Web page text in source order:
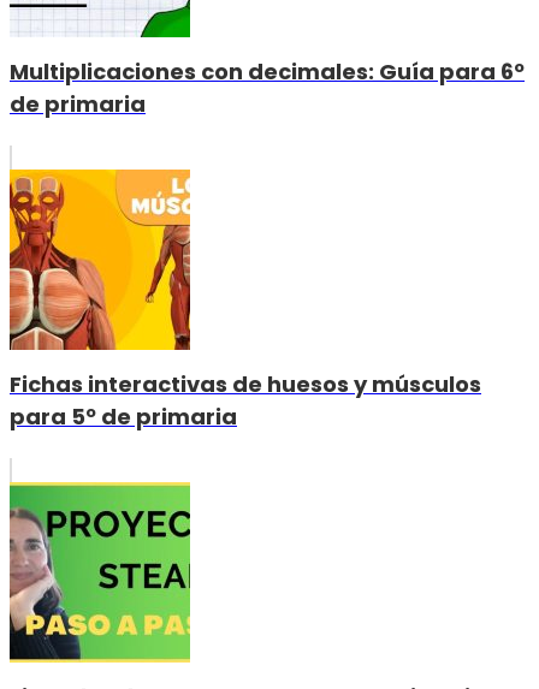
Multiplicaciones con decimales: Guía para 6º
de primaria
Fichas interactivas de huesos y músculos
para 5º de primaria